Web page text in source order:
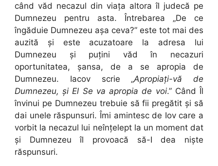
când văd necazul din viaţa altora îl judecă pe
Dumnezeu pentru asta. Întrebarea „De ce
îngăduie Dumnezeu aşa ceva?” este tot mai des
auzită şi este acuzatoare la adresa lui
Dumnezeu şi puţini văd în necazuri
oportunitatea, şansa, de a se apropia de
Dumnezeu. Iacov scrie „Apropiaţi-vă de
Dumnezeu, şi El Se va apropia de voi.” Când Îl
învinui pe Dumnezeu trebuie să fii pregătit şi să
dai unele răspunsuri. Îmi amintesc de Iov care a
vorbit la necazul lui neînţelept la un moment dat
şi Dumnezeu îl provoacă să-I dea nişte
răspunsuri.